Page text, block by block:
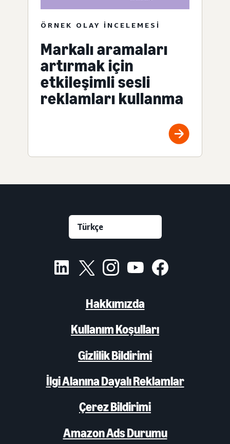
ÖRNEK OLAY INCELEMESI
Markalı aramaları
artırmak için
etkileşimli sesli
reklamları kullanma
Hakkımızda
Kullanım Koşulları
Gizlilik Bildirimi
İlgi Alanına Dayalı Reklamlar
Çerez Bildirimi
Amazon Ads Durumu